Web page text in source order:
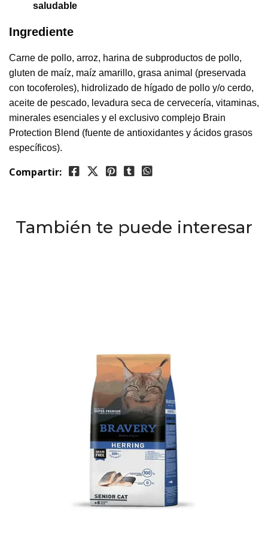
saludable
Ingrediente
Carne de pollo, arroz, harina de subproductos de pollo,
gluten de maíz, maíz amarillo, grasa animal (preservada
con tocoferoles), hidrolizado de hígado de pollo y/o cerdo,
aceite de pescado, levadura seca de cervecería, vitaminas,
minerales esenciales y el exclusivo complejo Brain
Protection Blend (fuente de antioxidantes y ácidos grasos
específicos).
Compartir:
También te puede interesar